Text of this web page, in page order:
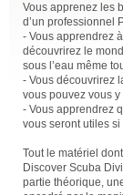
Vous apprenez les
d’un professionnel
- Vous apprendrez
découvrirez le
sous l’eau même
- Vous découvrirez
vous pouvez vous y
- Vous apprendrez
vous seront utiles
Tout le matériel
Discover Scuba
partie théorique,